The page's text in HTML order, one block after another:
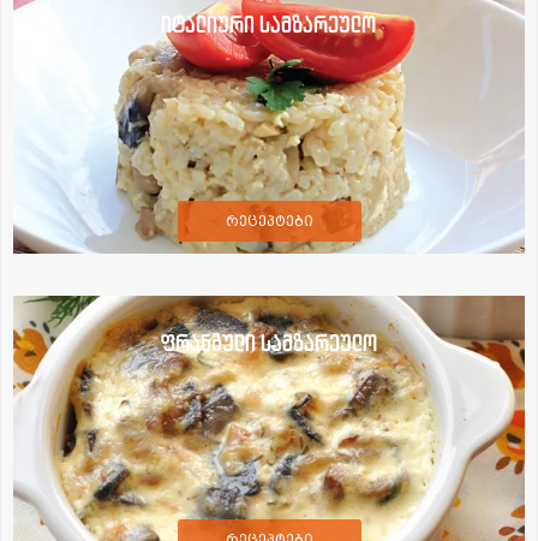
იტალიური სამზარეულო
რეცეპტები
ფრანგული სამზარეულო